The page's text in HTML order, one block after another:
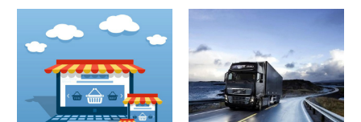
мире китайско-
российских закупок
международными